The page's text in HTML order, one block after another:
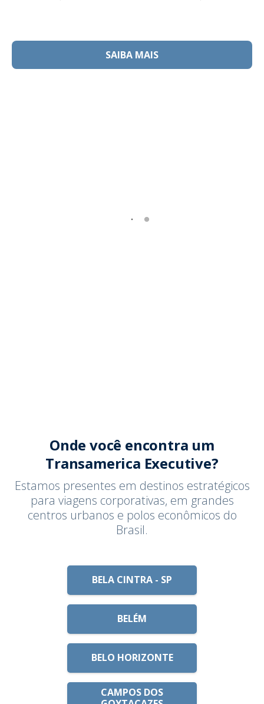
SAIBA MAIS
Onde você encontra um
Transamerica Executive?
Estamos presentes em destinos estratégicos
para viagens corporativas, em grandes
centros urbanos e polos econômicos do
Brasil.
BELA CINTRA - SP
BELÉM
BELO HORIZONTE
CAMPOS DOS